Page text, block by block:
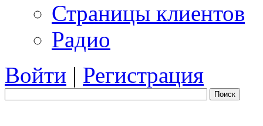
Страницы клиентов
Радио
Войти | Регистрация
Поиск